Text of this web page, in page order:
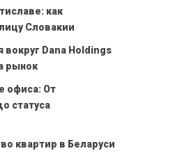
как
Словакии
Dana Holdings
рынок
офиса: От
статуса
квартир в Беларуси